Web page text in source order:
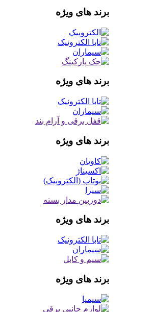
برند های ویژه
برند های ویژه
برند های ویژه
برند های ویژه
برند های ویژه